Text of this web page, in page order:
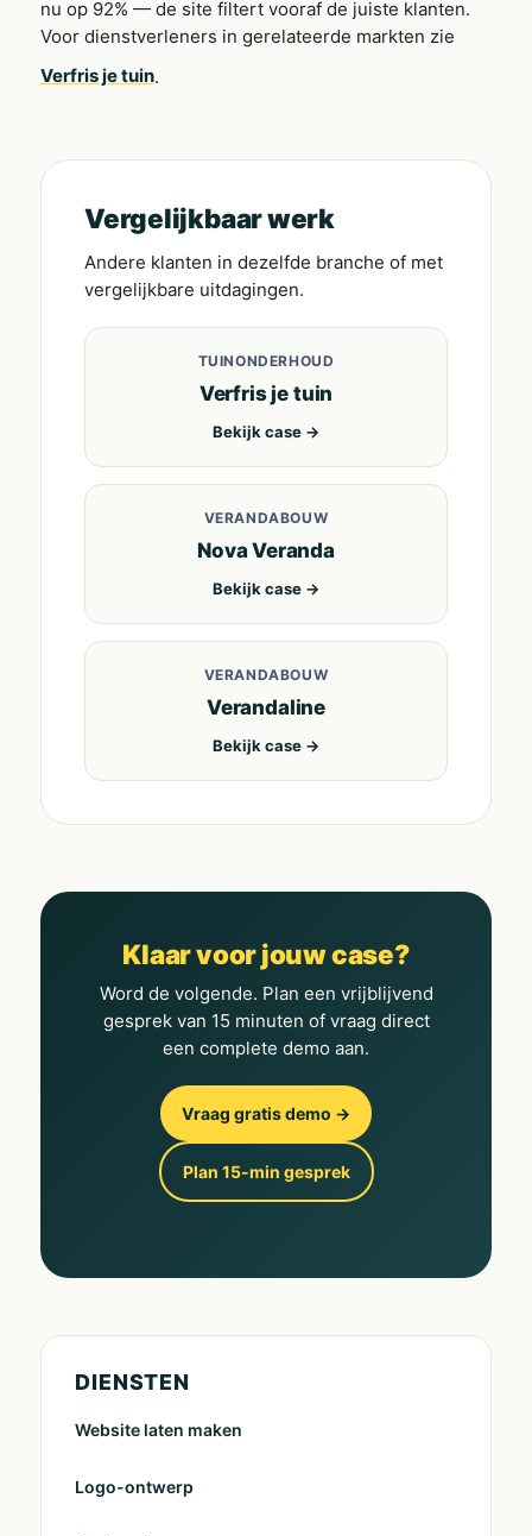
nu op 92% — de site filtert vooraf de juiste klanten.
Voor dienstverleners in gerelateerde markten zie
Verfris je tuin.
Vergelijkbaar werk
Andere klanten in dezelfde branche of met
vergelijkbare uitdagingen.
TUINONDERHOUD
Verfris je tuin
Bekijk case →
VERANDABOUW
Nova Veranda
Bekijk case →
VERANDABOUW
Verandaline
Bekijk case →
Klaar voor jouw case?
Word de volgende. Plan een vrijblijvend
gesprek van 15 minuten of vraag direct
een complete demo aan.
Vraag gratis demo →
Plan 15-min gesprek
DIENSTEN
Website laten maken
Logo-ontwerp